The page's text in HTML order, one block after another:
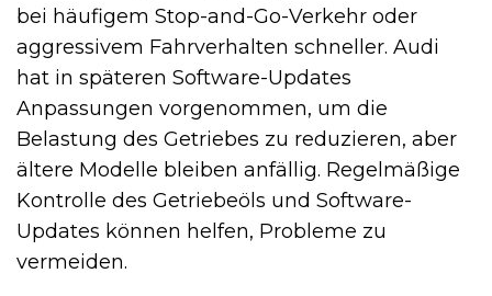
bei häufigem Stop-and-Go-Verkehr oder
aggressivem Fahrverhalten schneller. Audi
hat in späteren Software-Updates
Anpassungen vorgenommen, um die
Belastung des Getriebes zu reduzieren, aber
ältere Modelle bleiben anfällig. Regelmäßige
Kontrolle des Getriebeöls und Software-
Updates können helfen, Probleme zu
vermeiden.